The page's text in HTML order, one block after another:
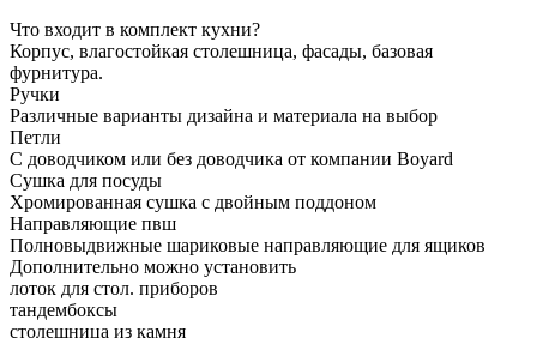
Что входит в комплект кухни?
Корпус, влагостойкая столешница, фасады, базовая
фурнитура.
Ручки
Различные варианты дизайна и материала на выбор
Петли
С доводчиком или без доводчика от компании Boyard
Сушка для посуды
Хромированная сушка с двойным поддоном
Направляющие пвш
Полновыдвижные шариковые направляющие для ящиков
Дополнительно можно установить
лоток для стол. приборов
тандембоксы
столешница из камня